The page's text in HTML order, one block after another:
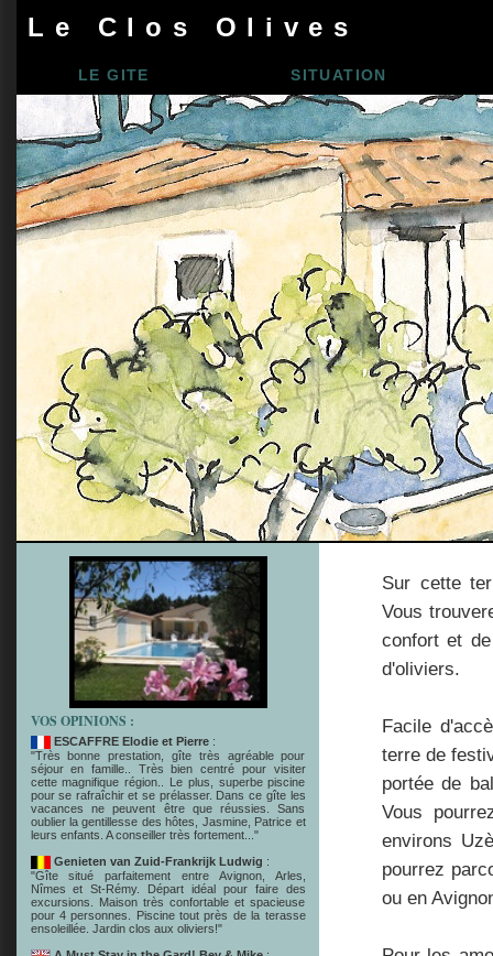
Le Clos Olives
LE GITE SITUATION
VOS OPINIONS :
ESCAFFRE Elodie et Pierre:
"Très bonne prestation, gîte très agréable pour
séjour en famille.. Très bien centré pour visiter
cette magnifique région.. Le plus, superbe piscine
pour se rafraîchir et se prélasser. Dans ce gîte les
vacances ne peuvent être que réussies. Sans
oublier la gentillesse des hôtes, Jasmine, Patrice et
leurs enfants. A conseiller très fortement..."
Genieten van Zuid-Frankrijk Ludwig :
"Gîte situé parfaitement entre Avignon, Arles,
Nîmes et St-Rémy. Départ idéal pour faire des
excursions. Maison très confortable et spacieuse
pour 4 personnes. Piscine tout près de la terasse
ensoleillée. Jardin clos aux oliviers!"
Sur cette
Vous
confort et
d'oliviers.
Facile
terre de
portée de
Vous
environs
pourrez
ou en